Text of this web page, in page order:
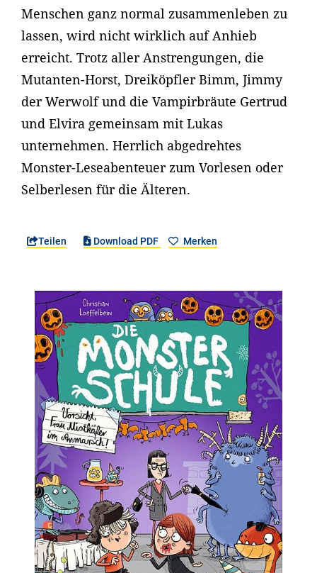
Menschen ganz normal zusammenleben zu
lassen, wird nicht wirklich auf Anhieb
erreicht. Trotz aller Anstrengungen, die
Mutanten-Horst, Dreiköpfler Bimm, Jimmy
der Werwolf und die Vampirbräute Gertrud
und Elvira gemeinsam mit Lukas
unternehmen. Herrlich abgedrehtes
Monster-Leseabenteuer zum Vorlesen oder
Selberlesen für die Älteren.
Teilen Download PDF Merken